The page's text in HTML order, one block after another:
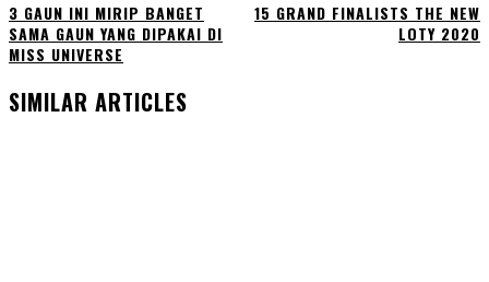
3 GAUN INI MIRIP BANGET
SAMA GAUN YANG DIPAKAI DI
MISS UNIVERSE
15 GRAND FINALISTS THE NEW
LOTY 2020
SIMILAR ARTICLES